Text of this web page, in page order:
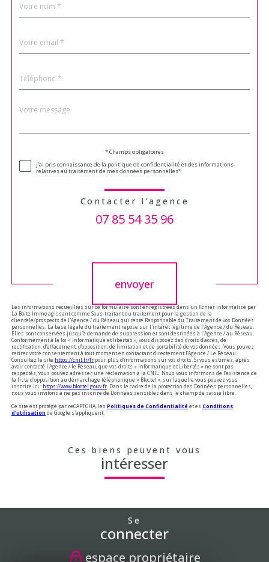
par
*
*
*
Fieldset
Message
*
* Champs obligatoires
j'ai pris connaissance de la politique de confidentialité et des informations
relatives au traitement de mes données personnelles*
Contacter l'agence
07 85 54 35 96
envoyer
Les informations recueillies sur ce formulaire sont enregistrées dans un fichier informatisé par
La Boite Immo agissant comme Sous-traitant du traitement pour la gestion de la
clientèle/prospects de l'Agence / du Réseau qui reste Responsable du Traitement de vos Données
personnelles. La base légale du traitement repose sur l'intérêt légitime de l'Agence / du Réseau.
Elles sont conservées jusqu'à demande de suppression et sont destinées à l'Agence / au Réseau.
Conformément à la loi « informatique et libertés », vous disposez des droits d’accès, de
rectification, d’effacement, d’opposition, de limitation et de portabilité de vos données. Vous pouvez
retirer votre consentement à tout moment en contactant directement l’Agence / Le Réseau.
Consultez le site https://cnil.fr/fr pour plus d’informations sur vos droits. Si vous estimez, après
avoir contacté l'Agence / le Réseau, que vos droits « Informatique et Libertés » ne sont pas
respectés, vous pouvez adresser une réclamation à la CNIL. Nous vous informons de l’existence de
la liste d'opposition au démarchage téléphonique « Bloctel », sur laquelle vous pouvez vous
inscrire ici : https://www.bloctel.gouv.fr. Dans le cadre de la protection des Données personnelles,
nous vous invitons à ne pas inscrire de Données sensibles dans le champ de saisie libre.
Ce site est protégé par reCAPTCHA, les Politiques de Confidentialité et es Conditions
d'utilisation de Google s'appliquent.
Ces biens peuvent vous
intéresser
Se
connecter
espace propriétaire